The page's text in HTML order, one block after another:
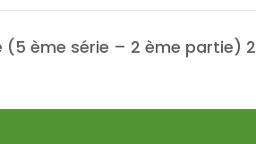
(5 ème série – 2 ème partie) 2